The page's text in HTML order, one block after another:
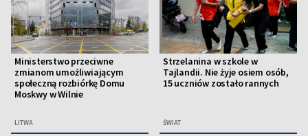
Ministerstwo przeciwne
zmianom umożliwiającym
społeczną rozbiórkę Domu
Moskwy w Wilnie
LITWA
Strzelanina w szkole w
Tajlandii. Nie żyje osiem osób,
15 uczniów zostało rannych
ŚWIAT